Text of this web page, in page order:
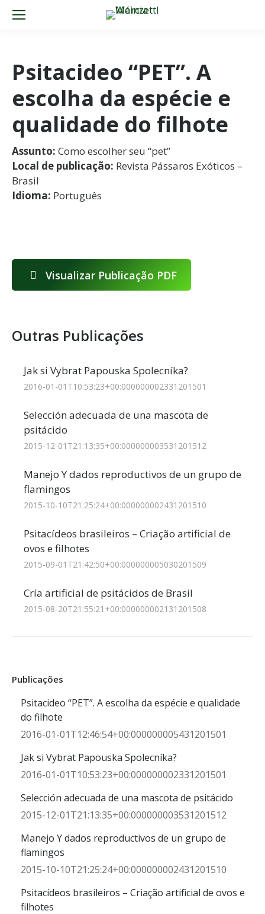
Psitacideo “PET”. A
escolha da espécie e
qualidade do filhote
Assunto: Como escolher seu “pet”
Local de publicação: Revista Pássaros Exóticos –
Brasil
Idioma: Português
Visualizar Publicação PDF
Outras Publicações
Jak si Vybrat Papouska Spolecníka?
2016-01-01T10:53:23+00:000000002331201501
Selección adecuada de una mascota de
psitácido
2015-12-01T21:13:35+00:000000003531201512
Manejo Y dados reproductivos de un grupo de
flamingos
2015-10-10T21:25:24+00:000000002431201510
Psitacídeos brasileiros – Criação artificial de
ovos e filhotes
2015-09-01T21:42:50+00:000000005030201509
Cría artificial de psitácidos de Brasil
2015-08-20T21:55:21+00:000000002131201508
Publicações
Psitacideo “PET”. A escolha da espécie e qualidade
do filhote
2016-01-01T12:46:54+00:000000005431201501
Jak si Vybrat Papouska Spolecníka?
2016-01-01T10:53:23+00:000000002331201501
Selección adecuada de una mascota de psitácido
2015-12-01T21:13:35+00:000000003531201512
Manejo Y dados reproductivos de un grupo de
flamingos
2015-10-10T21:25:24+00:000000002431201510
Psitacídeos brasileiros – Criação artificial de ovos e
filhotes